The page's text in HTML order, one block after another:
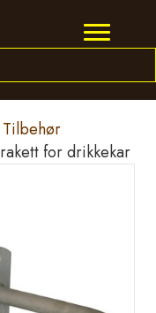
Tilbehør
for drikkekar